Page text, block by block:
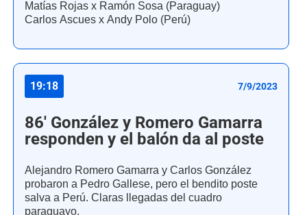
Matías Rojas x Ramón Sosa (Paraguay)
Carlos Ascues x Andy Polo (Perú)
19:18 7/9/2023
86' González y Romero Gamarra
responden y el balón da al poste
Alejandro Romero Gamarra y Carlos González
probaron a Pedro Gallese, pero el bendito poste
salva a Perú. Claras llegadas del cuadro
paraguayo.